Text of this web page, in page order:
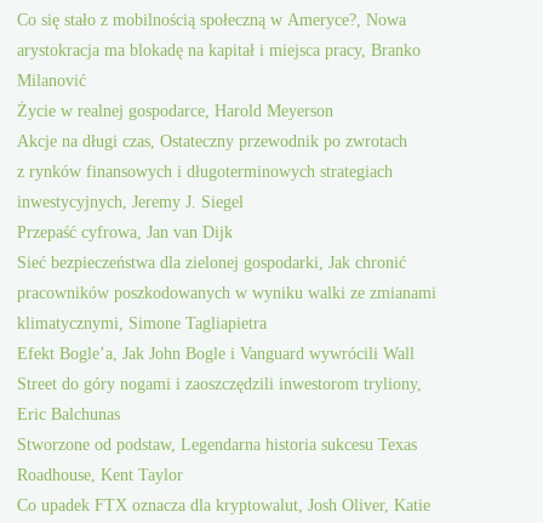
Co się stało z mobilnością społeczną w Ameryce?, Nowa
arystokracja ma blokadę na kapitał i miejsca pracy, Branko
Milanović
Życie w realnej gospodarce, Harold Meyerson
Akcje na długi czas, Ostateczny przewodnik po zwrotach
z rynków finansowych i długoterminowych strategiach
inwestycyjnych, Jeremy J. Siegel
Przepaść cyfrowa, Jan van Dijk
Sieć bezpieczeństwa dla zielonej gospodarki, Jak chronić
pracowników poszkodowanych w wyniku walki ze zmianami
klimatycznymi, Simone Tagliapietra
Efekt Bogle’a, Jak John Bogle i Vanguard wywrócili Wall
Street do góry nogami i zaoszczędzili inwestorom tryliony,
Eric Balchunas
Stworzone od podstaw, Legendarna historia sukcesu Texas
Roadhouse, Kent Taylor
Co upadek FTX oznacza dla kryptowalut, Josh Oliver, Katie